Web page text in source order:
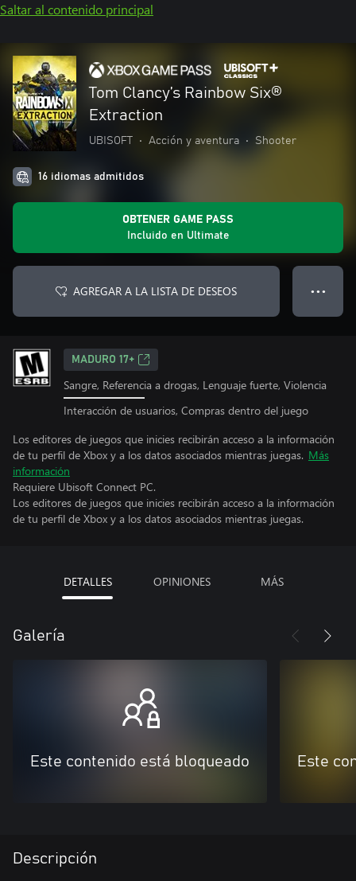
Saltar al contenido principal
Tom Clancy’s Rainbow Six®
Extraction
UBISOFT • Acción y aventura • Shooter
16 idiomas admitidos
OBTENER GAME PASS
Incluido en Ultimate
AGREGAR A LA LISTA DE DESEOS ● ● ●
MADURO 17+
Sangre, Referencia a drogas, Lenguaje fuerte, Violencia
Interacción de usuarios, Compras dentro del juego
Los editores de juegos que inicies recibirán acceso a la información
de tu perfil de Xbox y a los datos asociados mientras juegas. Más
información
Requiere Ubisoft Connect PC.
Los editores de juegos que inicies recibirán acceso a la información
de tu perfil de Xbox y a los datos asociados mientras juegas.
DETALLES OPINIONES MÁS
Galería
Este contenido está bloqueado Este
Descripción